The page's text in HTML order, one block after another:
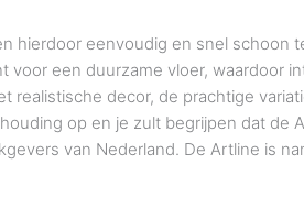
hierdoor eenvoudig en snel schoon
voor een duurzame vloer, waardoor
realistische decor, de prachtige
op en je zult begrijpen dat de
van Nederland. De Artline is